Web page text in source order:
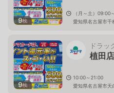
9枚
（月～土）
愛知県名古屋市千
9枚
ドラッ
植田店
10:00～21:00
愛知県名古屋市天